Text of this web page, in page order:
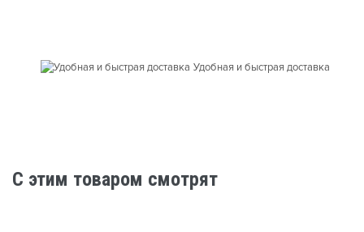
Удобная и быстрая доставка
C этим товаром смотрят